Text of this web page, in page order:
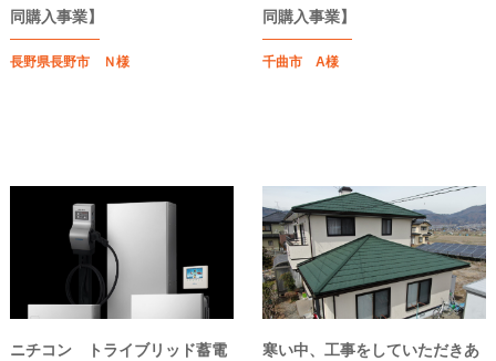
同購入事業】
長野県長野市 Ｎ様
同購入事業】
千曲市 A様
ニチコン トライブリッド蓄電
寒い中、工事をしていただきあ